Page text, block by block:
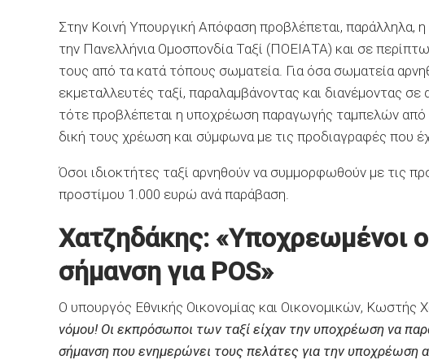
Στην Κοινή Υπουργική Απόφαση προβλέπεται, παράλληλα,
την Πανελλήνια Ομοσπονδία Ταξί (ΠΟΕΙΑΤΑ) και σε
τους από τα κατά τόπους σωματεία. Για όσα σωματεία
εκμεταλλευτές ταξί, παραλαμβάνοντας και διανέμοντας
τότε προβλέπεται η υποχρέωση παραγωγής ταμπελών από
δική τους χρέωση και σύμφωνα με τις προδιαγραφές που
Όσοι ιδιοκτήτες ταξί αρνηθούν να συμμορφωθούν με τις
προστίμου 1.000 ευρώ ανά παράβαση.
Χατζηδάκης: «Υποχρεωμένοι
σήμανση για POS»
Ο υπουργός Εθνικής Οικονομίας και Οικονομικών, Κωστής
νόμου! Οι εκπρόσωποι των ταξί είχαν την υποχρέωση να
σήμανση που ενημερώνει τους πελάτες για την